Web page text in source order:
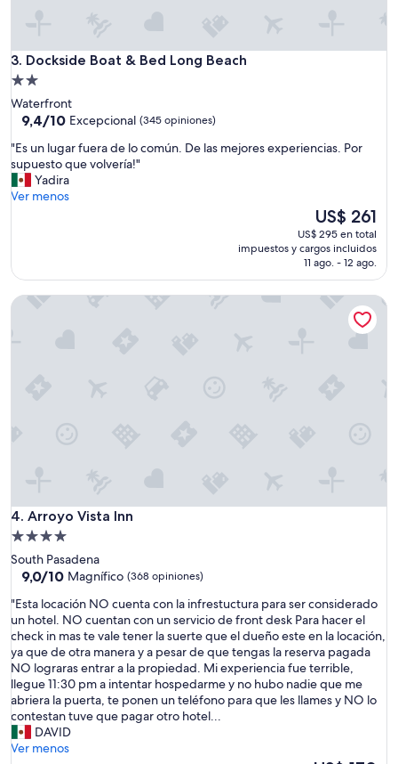
o
s
e
t
h
o
p
s
s
o
c
h
.
R
p
o
n
s
i
v
e
s
a
3. Dockside Boat & Bed Long Beach
Dockside Boat & Bed Long Beach
Propiedad
de
2.0
Waterfront
9.4
10,
Excepcional,
(345
opiniones)
9,4/10 Excepcional (345 opiniones)
"
E
s
u
a
f
n
.
e
m
e
j
o
r
e
s
e
x
"Es un lugar fuera de lo común. De las mejores experiencias. Por
supuesto que volvería!"
Yadira
Ver menos
El
precio
actual
es
de
US$ 261
US$ 261
US$ 295 en total
impuestos y cargos incluidos
11 ago. - 12 ago.
4. Arroyo Vista Inn
Arroyo Vista Inn
Propiedad
de
4.0
South Pasadena
9.0
10,
Magnífico,
(368
opiniones)
9,0/10 Magnífico (368 opiniones)
"
E
s
t
a
l
o
c
a
c
"Esta locación NO cuenta con la infrestuctura para ser considerado
un hotel. NO cuentan con un servicio de front desk Para hacer el
check in mas te vale tener la suerte que el dueño este en la locación,
ya que de otra manera y a pesar de que tengas la reserva pagada
NO lograras entrar a la propiedad. Mi experiencia fue terrible,
llegue 11:30 pm a intentar hospedarme y no hubo nadie que me
abriera la puerta, te ponen un teléfono para que les llames y NO lo
contestan tuve que pagar otro hotel...
DAVID
Ver menos
Arroyo Vista Inn